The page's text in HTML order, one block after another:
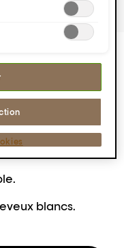
de
blancs.
tout moment en
». Pour plus
politique de